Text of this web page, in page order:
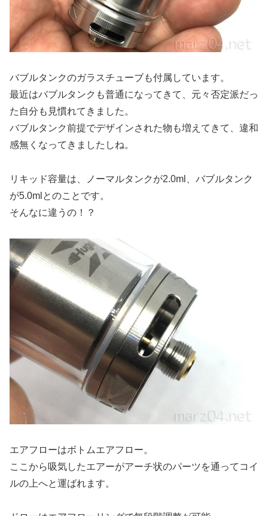
バブルタンクのガラスチューブも付属しています。
最近はバブルタンクも普通になってきて、元々否定派だっ
た自分も見慣れてきました。
バブルタンク前提でデザインされた物も増えてきて、違和
感無くなってきましたしね。
リキッド容量は、ノーマルタンクが2.0ml、バブルタンク
が5.0mlとのことです。
そんなに違うの！？
エアフローはボトムエアフロー。
ここから吸気したエアーがアーチ状のパーツを通ってコイ
ルの上へと運ばれます。